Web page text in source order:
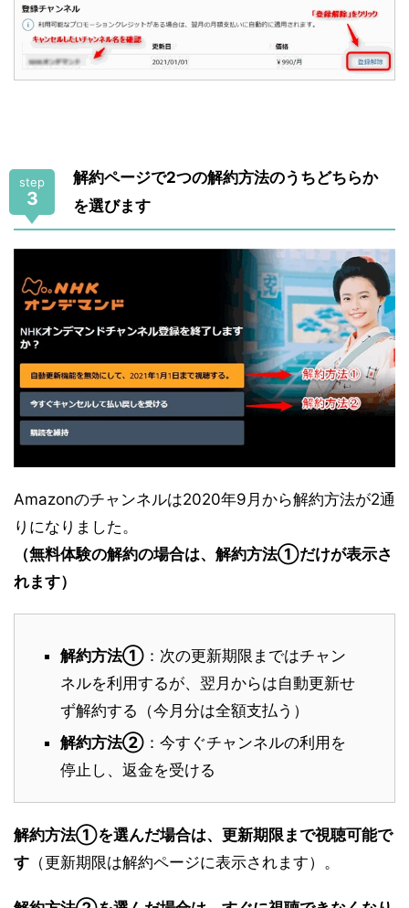
step
3
解約ページで2つの解約方法のうちどちらか
を選びます
Amazonのチャンネルは2020年9月から解約方法が2通
りになりました。
（無料体験の解約の場合は、解約方法①だけが表示さ
れます）
解約方法① ：次の更新期限まではチャン
ネルを利用するが、翌月からは自動更新せ
ず解約する（今月分は全額支払う）
解約方法② ：今すぐチャンネルの利用を
停止し、返金を受ける
解約方法①を選んだ場合は、更新期限まで視聴可能で
す （更新期限は解約ページに表示されます）。